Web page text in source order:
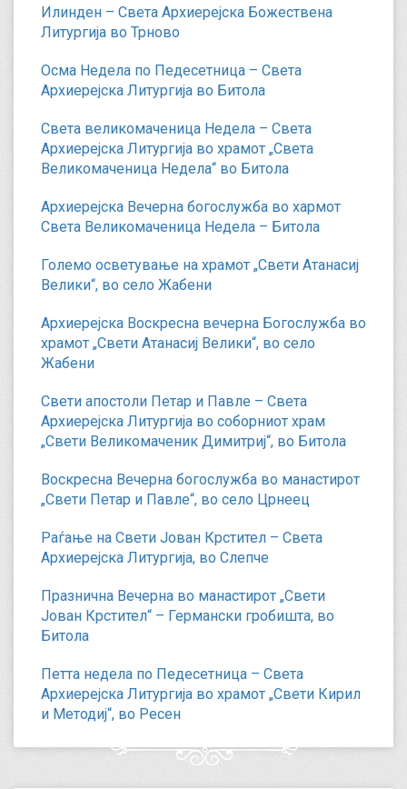
Илинден – Света Архиерејска Божествена
Литургија во Трново
Осма Недела по Педесетница – Света
Архиерејска Литургија во Битола
Света великомаченица Недела – Света
Архиерејска Литургија во храмот „Света
Великомаченица Недела“ во Битола
Архиерејска Вечерна богослужба во хармот
Света Великомаченица Недела – Битола
Големо осветување на храмот „Свети Атанасиј
Велики“, во село Жабени
Архиерејска Воскресна вечерна Богослужба во
храмот „Свети Атанасиј Велики“, во село
Жабени
Свети апостоли Петар и Павле – Света
Архиерејска Литургија во соборниот храм
„Свети Великомаченик Димитриј“, во Битола
Воскресна Вечерна богослужба во манастирот
„Свети Петар и Павле“, во село Црнеец
Раѓање на Свети Јован Крстител – Света
Архиерејска Литургија, во Слепче
Празнична Вечерна во манастирот „Свети
Јован Крстител“ – Германски гробишта, во
Битола
Петта недела по Педесетница – Света
Архиерејска Литургија во храмот „Свети Кирил
и Методиј“, во Ресен